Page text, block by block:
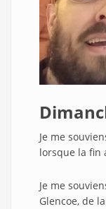
Je me
lorsque la fin
Je me
Glencoe, de